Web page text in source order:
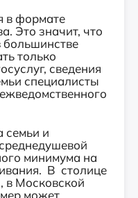
в формате
Это значит, что
большинстве
только
сведения
специалисты
семьи и
минимума на
В столице
в Московской
может